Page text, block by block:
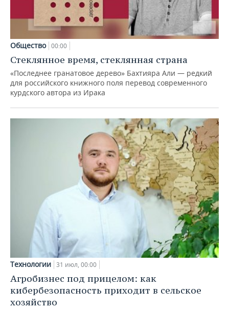
Общество 00:00
Стеклянное время, стеклянная страна
«Последнее гранатовое дерево» Бахтияра Али — редкий
для российского книжного поля перевод современного
курдского автора из Ирака
Технологии 31 июл, 00:00
Агробизнес под прицелом: как
кибербезопасность приходит в сельское
хозяйство